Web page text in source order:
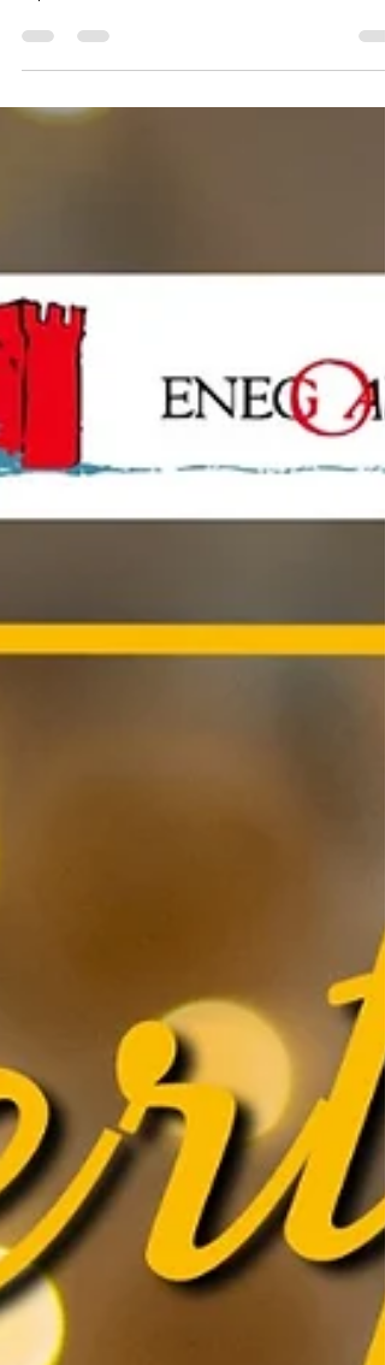
tripudio di emozioni e talento musicale. Il...